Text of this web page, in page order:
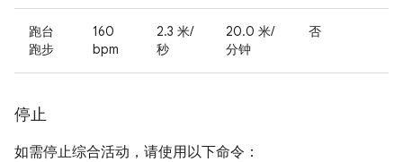
跑台
跑步
160
bpm
2.3 米/
秒
20.0 米/
分钟
否
停止
如需停止综合活动，请使用以下命令：